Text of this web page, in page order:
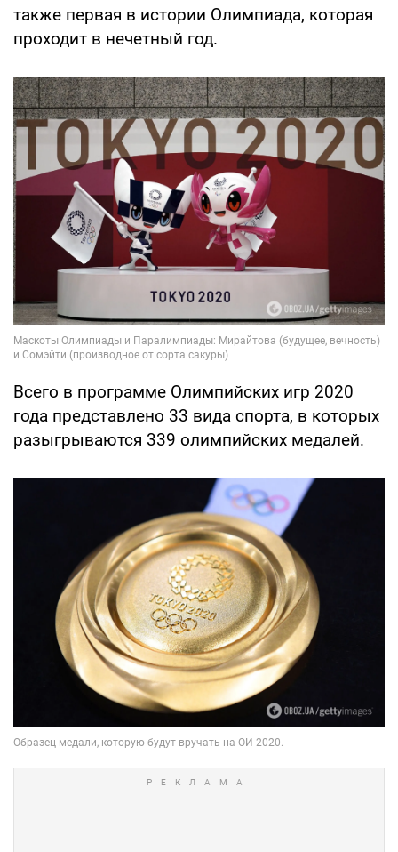
также первая в истории Олимпиада, которая
проходит в нечетный год.
Всего в программе Олимпийских игр 2020
года представлено 33 вида спорта, в которых
разыгрываются 339 олимпийских медалей.